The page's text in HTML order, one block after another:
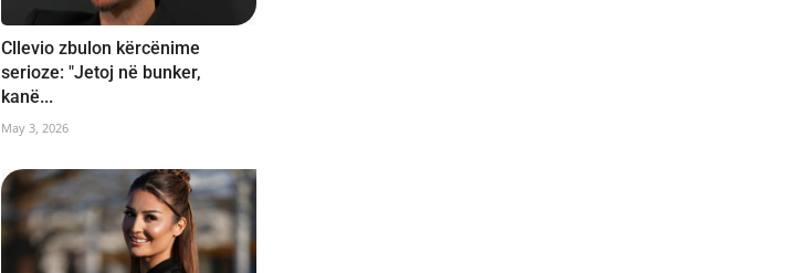
Cllevio zbulon kërcënime
serioze: "Jetoj në bunker,
kanë...
May 3, 2026